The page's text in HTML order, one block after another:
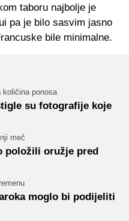
taboru najbolje je
pa je bilo sasvim jasno
bile minimalne.
ponosa
su fotografije koje
meč
položili oružje pred
moglo bi podijeliti